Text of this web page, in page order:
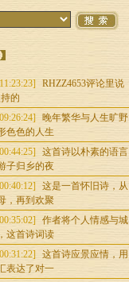
RHZZ4653评论里说
的
晚年繁华与人生旷野
色的人生
这首诗以朴素的语言
子归乡的夜
这是一首怀旧诗，从
，再到欢聚
作者将个人情感与城
这首诗词读
这首诗应景应情，用
表达了对一